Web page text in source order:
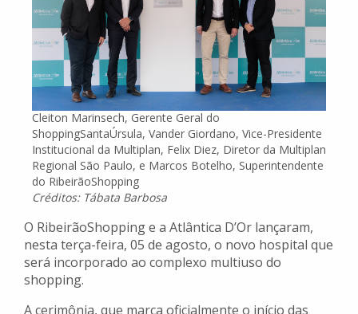
Cleiton Marinsech, Gerente Geral do
ShoppingSantaÚrsula, Vander Giordano, Vice-Presidente
Institucional da Multiplan, Felix Diez, Diretor da Multiplan
Regional São Paulo, e Marcos Botelho, Superintendente
do RibeirãoShopping
Créditos: Tábata Barbosa
O RibeirãoShopping e a Atlântica D’Or lançaram,
nesta terça-feira, 05 de agosto, o novo hospital que
será incorporado ao complexo multiuso do
shopping.
A cerimônia, que marca oficialmente o início das